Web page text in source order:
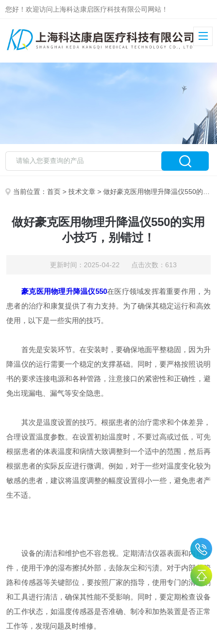
您好！欢迎访问上海科达康启医疗科技有限公司网站！
当前位置：首页 >技术文章 > 做好豪克医用物理升降温仪550的实用小技巧，别错过！
做好豪克医用物理升降温仪550的实用
小技巧，别错过！
更新时间：2025-04-22 点击次数：613
豪克医用物理升降温仪550在医疗领域发挥着重要作用，为
患者的治疗和康复提供了有力支持。为了确保其稳定运行和高效
使用，以下是一些实用的技巧。
首先是安装环节。在安装时，要确保地面平整稳固，因为升
降温仪的运行需要一个稳定的支撑基础。同时，要严格按照说明
书的要求连接电源和各种管路，注意接口的紧密性和正确性，避
免出现漏电、漏气等安全隐患。
其次是温度设置的技巧。根据患者的治疗需求和个体差异，
合理设置温度参数。在设置初始温度时，不要过高或过低，可先
根据患者的体表温度和病情大致调整到一个适中的范围，然后再
根据患者的实际反应进行微调。例如，对于一些对温度变化较为
敏感的患者，建议将温度调整的幅度设置得小一些，避免患者产
生不适。
设备的清洁和维护也不容忽视。定期清洁仪器表面和内部部
件，使用干净的湿布擦拭外部，去除灰尘和污渍。对于内部的管
路和传感器等关键部位，要按照厂家的指导，使用专门的清洁剂
和工具进行清洁，确保其性能不受影响。同时，要定期检查设备
的工作状态，如温度传感器是否准确、制冷和加热装置是否正常
工作等，发现问题及时维修。